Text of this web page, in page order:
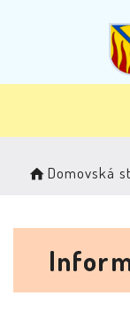
Domovská